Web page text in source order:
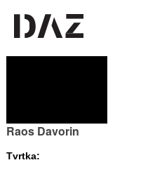
Raos Davorin
Tvrtka: